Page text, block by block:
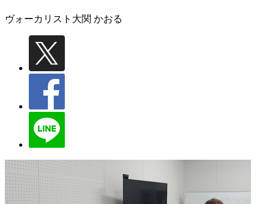
ヴォーカリスト 大関 かおる